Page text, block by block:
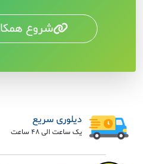
شروع
دیلوری سریع
یک ساعت الی 48 ساعت